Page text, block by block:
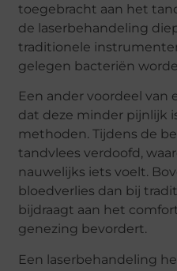
toegebracht aan het
de laserbehandeling
traditionele
gelegen bacteriën
Een ander voordeel van
dat deze minder pijnlijk
methoden. Tijdens de
tandvlees verdoofd,
nauwelijks iets voelt.
bloedverlies dan bij
bijdraagt aan het
genezing bevordert.
Een laserbehandeling